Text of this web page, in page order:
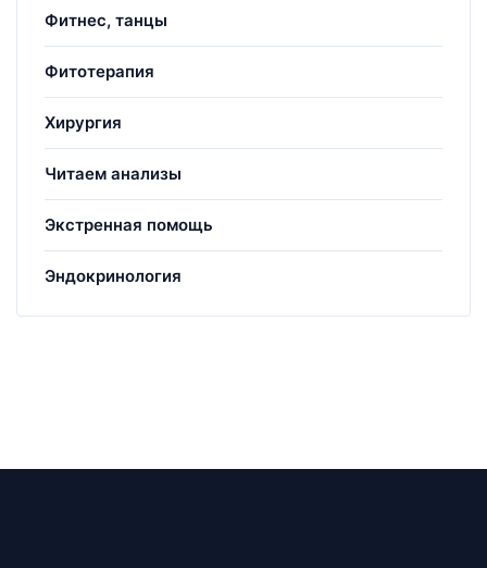
Фитнес, танцы
Фитотерапия
Хирургия
Читаем анализы
Экстренная помощь
Эндокринология